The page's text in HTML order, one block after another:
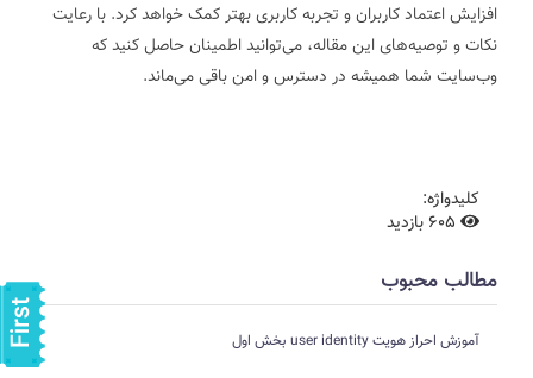
افزایش اعتماد کاربران و تجربه کاربری بهتر کمک خواهد کرد. با رعایت
نکات و توصیه‌های این مقاله، می‌توانید اطمینان حاصل کنید که
وب‌سایت شما همیشه در دسترس و امن باقی می‌ماند.
کلیدواژه:
605 بازدید
مطالب محبوب
آموزش احراز هویت user identity بخش اول